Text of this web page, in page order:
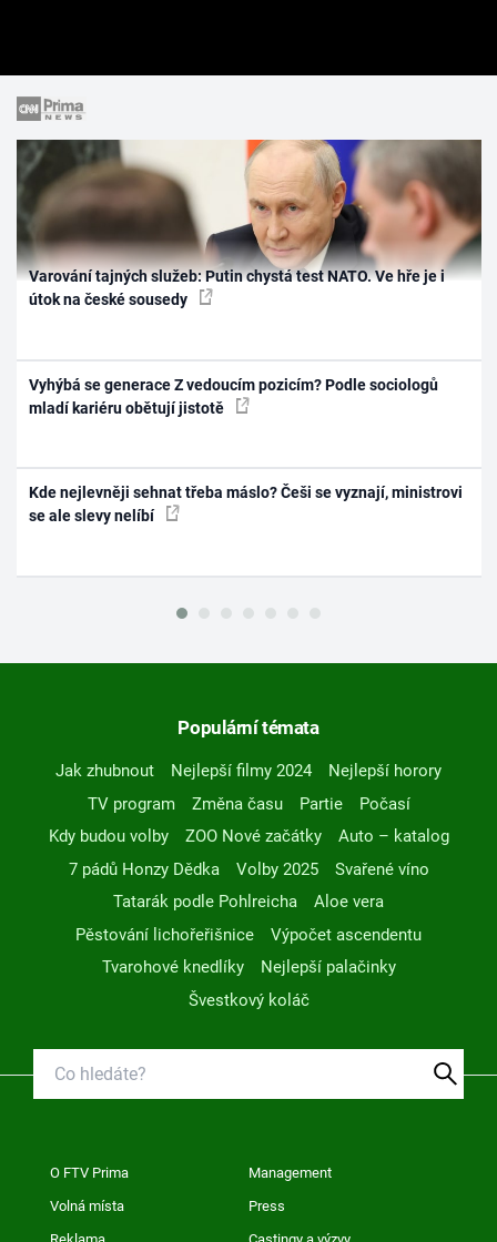
Varování tajných služeb: Putin chystá test NATO. Ve hře je i
útok na české sousedy
Vyhýbá se generace Z vedoucím pozicím? Podle sociologů
mladí kariéru obětují jistotě
Kde nejlevněji sehnat třeba máslo? Češi se vyznají, ministrovi
se ale slevy nelíbí
Populární témata
Jak zhubnout Nejlepší filmy 2024
Nejlepší horory
TV program
Změna času Partie
Počasí
Kdy budou volby
ZOO Nové začátky
Auto – katalog
7 pádů Honzy Dědka
Volby 2025
Svařené víno
Tatarák podle Pohlreicha
Aloe vera
Pěstování lichořeřišnice
Výpočet ascendentu
Tvarohové knedlíky
Nejlepší palačinky
Švestkový koláč
O FTV Prima Management
Volná místa Press